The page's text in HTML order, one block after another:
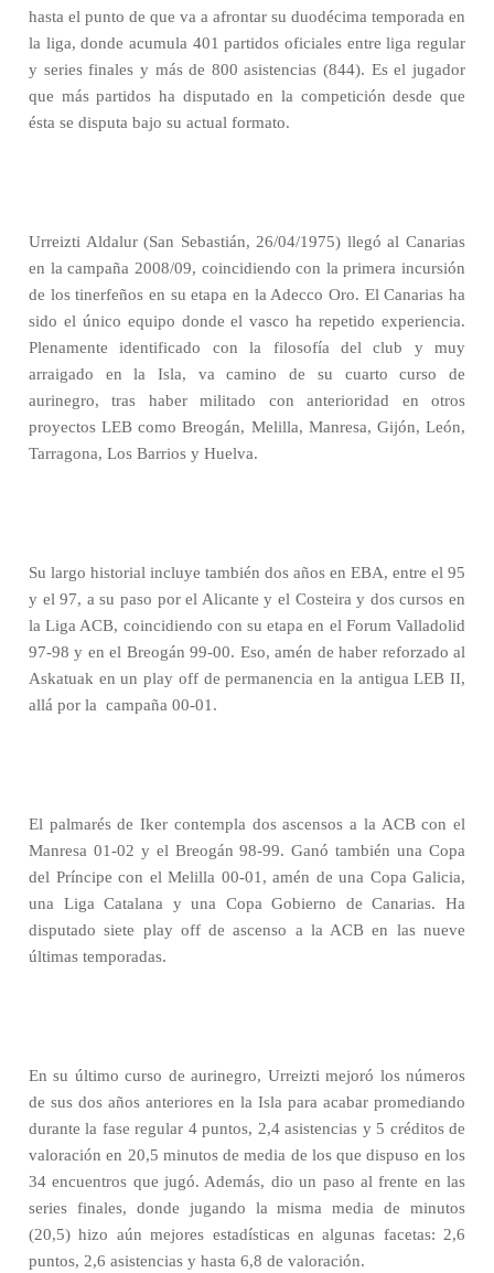
hasta el punto de que va a afrontar su duodécima temporada en
la liga, donde acumula 401 partidos oficiales entre liga regular
y series finales y más de 800 asistencias (844). Es el jugador
que más partidos ha disputado en la competición desde que
ésta se disputa bajo su actual formato.
Urreizti Aldalur (San Sebastián, 26/04/1975) llegó al Canarias
en la campaña 2008/09, coincidiendo con la primera incursión
de los tinerfeños en su etapa en la Adecco Oro. El Canarias ha
sido el único equipo donde el vasco ha repetido experiencia.
Plenamente identificado con la filosofía del club y muy
arraigado en la Isla, va camino de su cuarto curso de
aurinegro, tras haber militado con anterioridad en otros
proyectos LEB como Breogán, Melilla, Manresa, Gijón, León,
Tarragona, Los Barrios y Huelva.
Su largo historial incluye también dos años en EBA, entre el 95
y el 97, a su paso por el Alicante y el Costeira y dos cursos en
la Liga ACB, coincidiendo con su etapa en el Forum Valladolid
97-98 y en el Breogán 99-00. Eso, amén de haber reforzado al
Askatuak en un play off de permanencia en la antigua LEB II,
allá por la campaña 00-01.
El palmarés de Iker contempla dos ascensos a la ACB con el
Manresa 01-02 y el Breogán 98-99. Ganó también una Copa
del Príncipe con el Melilla 00-01, amén de una Copa Galicia,
una Liga Catalana y una Copa Gobierno de Canarias. Ha
disputado siete play off de ascenso a la ACB en las nueve
últimas temporadas.
En su último curso de aurinegro, Urreizti mejoró los números
de sus dos años anteriores en la Isla para acabar promediando
durante la fase regular 4 puntos, 2,4 asistencias y 5 créditos de
valoración en 20,5 minutos de media de los que dispuso en los
34 encuentros que jugó. Además, dio un paso al frente en las
series finales, donde jugando la misma media de minutos
(20,5) hizo aún mejores estadísticas en algunas facetas: 2,6
puntos, 2,6 asistencias y hasta 6,8 de valoración.